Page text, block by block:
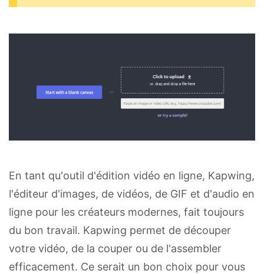
En tant qu'outil d'édition vidéo en ligne, Kapwing,
l'éditeur d'images, de vidéos, de GIF et d'audio en
ligne pour les créateurs modernes, fait toujours
du bon travail. Kapwing permet de découper
votre vidéo, de la couper ou de l'assembler
efficacement. Ce serait un bon choix pour vous